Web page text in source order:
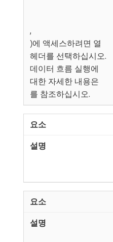
,
)에 액세스하려면 열
헤더를 선택하십시오.
데이터 흐름 실행에
대한 자세한 내용은
를 참조하십시오.